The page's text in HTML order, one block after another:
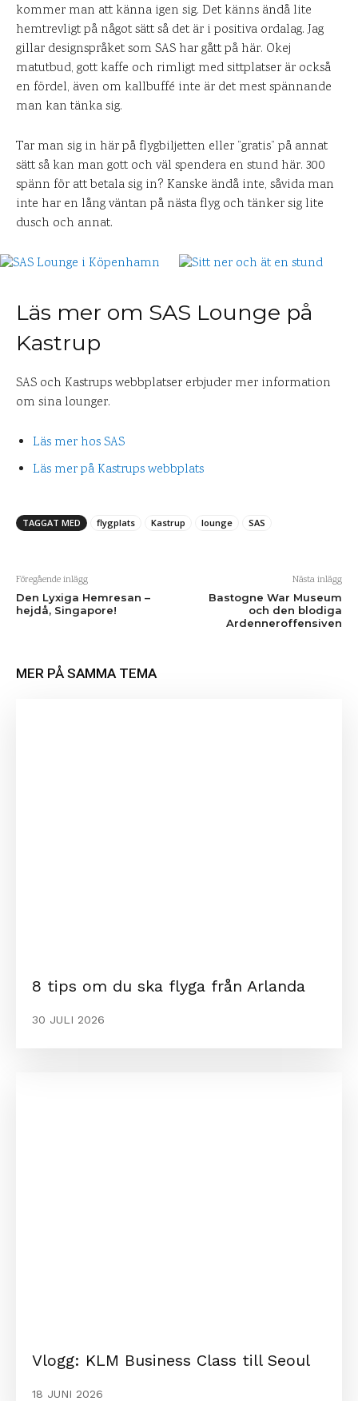
kommer man att känna igen sig. Det känns ändå lite
hemtrevligt på något sätt så det är i positiva ordalag. Jag
gillar designspråket som SAS har gått på här. Okej
matutbud, gott kaffe och rimligt med sittplatser är också
en fördel, även om kallbuffé inte är det mest spännande
man kan tänka sig.
Tar man sig in här på flygbiljetten eller ”gratis” på annat
sätt så kan man gott och väl spendera en stund här. 300
spänn för att betala sig in? Kanske ändå inte, såvida man
inte har en lång väntan på nästa flyg och tänker sig lite
dusch och annat.
Läs mer om SAS Lounge på
Kastrup
SAS och Kastrups webbplatser erbjuder mer information
om sina lounger.
Läs mer hos SAS
Läs mer på Kastrups webbplats
TAGGAT MED flygplats Kastrup lounge SAS
Föregående inlägg
Den Lyxiga Hemresan –
hejdå, Singapore!
Nästa inlägg
Bastogne War Museum
och den blodiga
Ardenneroffensiven
MER PÅ SAMMA TEMA
8 tips om du ska flyga från Arlanda
30 JULI 2026
Vlogg: KLM Business Class till Seoul
18 JUNI 2026